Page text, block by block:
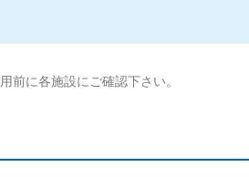
前に各施設にご確認下さい。